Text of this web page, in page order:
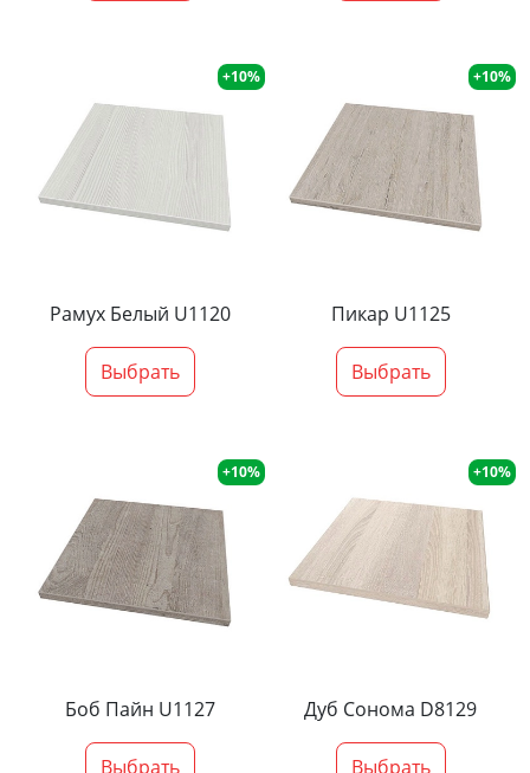
+10%
Рамух Белый U1120
Выбрать
+10%
Пикар U1125
Выбрать
+10%
Боб Пайн U1127
Выбрать
+10%
Дуб Сонома D8129
Выбрать